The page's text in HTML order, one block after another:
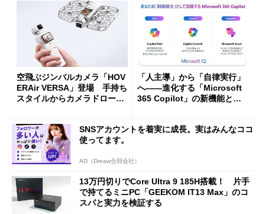
空飛ぶジンバルカメラ「HOV
ERAir VERSA」登場 手持ち
スタイルからカメラドローン
「人主導」から「自律実行」
へ――進化する「Microsoft
365 Copilot」の新機能とエ
SNSアカウントを着実に成長。実はみんなココ
使ってます。
AD（Dreaw合同会社）
13万円切りでCore Ultra 9 185H搭載！ 片手
で持てるミニPC「GEEKOM IT13 Max」のコ
スパと実力を検証する